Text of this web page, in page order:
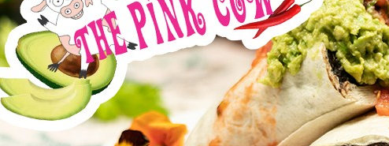
オードブル
1,620 /人
全てのプランを見る（14件）